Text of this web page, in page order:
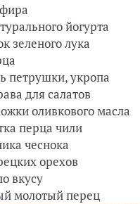
йогурта
зеленого лука
петрушки, укропа
для салатов
оливкового масла
перца чили
чеснока
орехов
вкусу
молотый перец